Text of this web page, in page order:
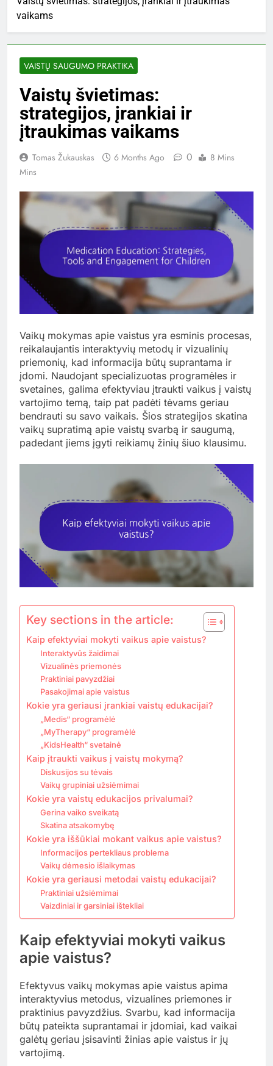
vaikams
VAISTŲ SAUGUMO PRAKTIKA
Vaistų švietimas:
strategijos, įrankiai ir
įtraukimas vaikams
Tomas Žukauskas 6 Months Ago 0
8 Mins
Mins
Vaikų mokymas apie vaistus yra esminis procesas,
reikalaujantis interaktyvių metodų ir vizualinių
priemonių, kad informacija būtų suprantama ir
įdomi. Naudojant specializuotas programėles ir
svetaines, galima efektyviau įtraukti vaikus į vaistų
vartojimo temą, taip pat padėti tėvams geriau
bendrauti su savo vaikais. Šios strategijos skatina
vaikų supratimą apie vaistų svarbą ir saugumą,
padedant jiems įgyti reikiamų žinių šiuo klausimu.
Key sections in the article:
Kaip efektyviai mokyti vaikus apie vaistus?
Interaktyvūs žaidimai
Vizualinės priemonės
Praktiniai pavyzdžiai
Pasakojimai apie vaistus
Kokie yra geriausi įrankiai vaistų edukacijai?
„Medis“ programėlė
„MyTherapy“ programėlė
„KidsHealth“ svetainė
Kaip įtraukti vaikus į vaistų mokymą?
Diskusijos su tėvais
Vaikų grupiniai užsiėmimai
Kokie yra vaistų edukacijos privalumai?
Gerina vaiko sveikatą
Skatina atsakomybę
Kokie yra iššūkiai mokant vaikus apie vaistus?
Informacijos pertekliaus problema
Vaikų dėmesio išlaikymas
Kokie yra geriausi metodai vaistų edukacijai?
Praktiniai užsiėmimai
Vaizdiniai ir garsiniai ištekliai
Kaip efektyviai mokyti vaikus
apie vaistus?
Efektyvus vaikų mokymas apie vaistus apima
interaktyvius metodus, vizualines priemones ir
praktinius pavyzdžius. Svarbu, kad informacija
būtų pateikta suprantamai ir įdomiai, kad vaikai
galėtų geriau įsisavinti žinias apie vaistus ir jų
vartojimą.